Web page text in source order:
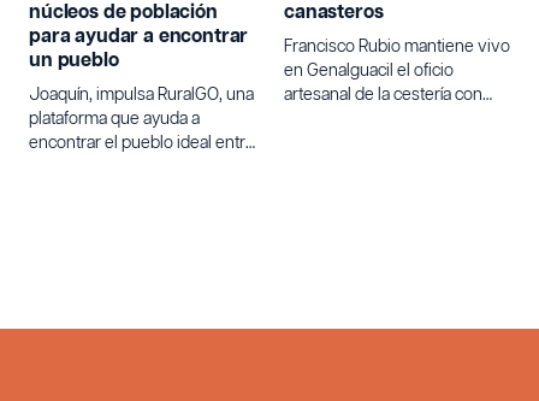
núcleos de población
para ayudar a encontrar
un pueblo
Joaquín, impulsa RuralGO, una
plataforma que ayuda a
encontrar el pueblo ideal entre
canasteros
Francisco Rubio mantiene vivo
en Genalguacil el oficio
artesanal de la cestería con